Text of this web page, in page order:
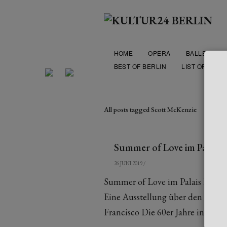
HOME OPERA BALLET
BEST OF BERLIN
LIST OF
All posts tagged Scott McKenzie
Summer of Love im Palais
26 JUNI 2019 /
Summer of Love im Palais
Eine Ausstellung über den
Francisco Die 60er Jahre in der […]